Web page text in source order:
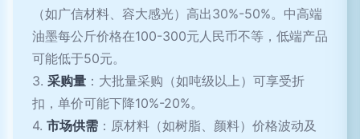
（如广信材料、容大感光）高出30%-50%。中高端
油墨每公斤价格在100-300元人民币不等，低端产品
可能低于50元。
3. 采购量 ：大批量采购（如吨级以上）可享受折
扣，单价可能下降10%-20%。
4. 市场供需 ：原材料（如树脂、颜料）价格波动及